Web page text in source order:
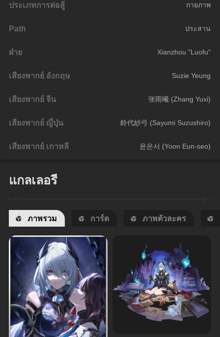
ประเภทการต่อสู้ กายภาพ
Path ประสาน
ฝ่าย Xianzhou "Luofu"
เสียงพากย์ อังกฤษ Suzie Yeung
เสียงพากย์ จีน 张雨曦 (Zhang Yuxi)
เสียงพากย์ ญี่ปุ่น 鈴代紗弓 (Sayumi Suzushiro)
เสียงพากย์ เกาหลี 윤은서 (Yoon Eun-seo)
แกลเลอรี
ภาพรวม การ์ด ภาพตัวละคร